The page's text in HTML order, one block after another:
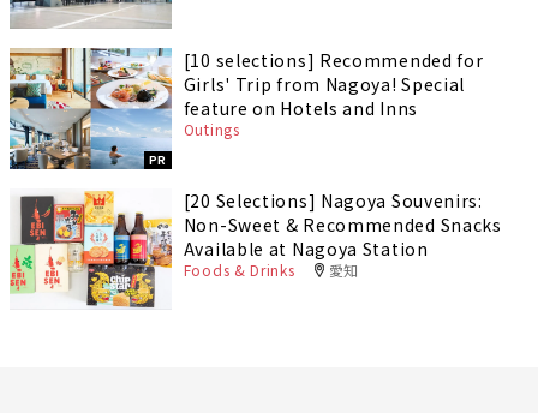
PR
[10 selections] Recommended for
Girls' Trip from Nagoya! Special
feature on Hotels and Inns
Outings
[20 Selections] Nagoya Souvenirs:
Non-Sweet & Recommended Snacks
Available at Nagoya Station
Foods & Drinks 愛知